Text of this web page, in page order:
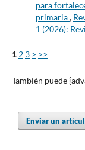
para
primaria,
1 (2026):
1 2 3 > >>
También puede
Enviar un